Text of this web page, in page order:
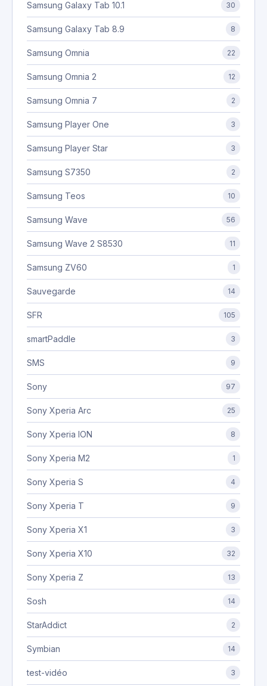
Samsung Galaxy Tab 10.1 30
Samsung Galaxy Tab 8.9 8
Samsung Omnia 22
Samsung Omnia 2 12
Samsung Omnia 7 2
Samsung Player One 3
Samsung Player Star 3
Samsung S7350 2
Samsung Teos 10
Samsung Wave 56
Samsung Wave 2 S8530 11
Samsung ZV60 1
Sauvegarde 14
SFR 105
smartPaddle 3
SMS 9
Sony 97
Sony Xperia Arc 25
Sony Xperia ION 8
Sony Xperia M2 1
Sony Xperia S 4
Sony Xperia T 9
Sony Xperia X1 3
Sony Xperia X10 32
Sony Xperia Z 13
Sosh 14
StarAddict 2
Symbian 14
test-vidéo 3